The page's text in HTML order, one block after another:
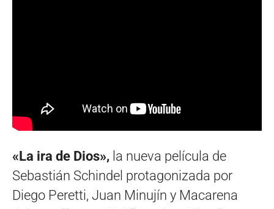
«La ira de Dios», la nueva película de
Sebastián Schindel protagonizada por
Diego Peretti, Juan Minujín y Macarena